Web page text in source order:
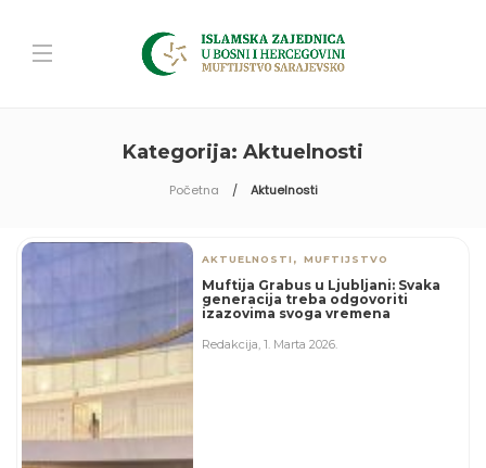
Kategorija: Aktuelnosti
Početna Aktuelnosti
AKTUELNOSTI ,MUFTIJSTVO
Muftija Grabus u Ljubljani: Svaka
generacija treba odgovoriti
izazovima svoga vremena
Redakcija,1. Marta 2026.